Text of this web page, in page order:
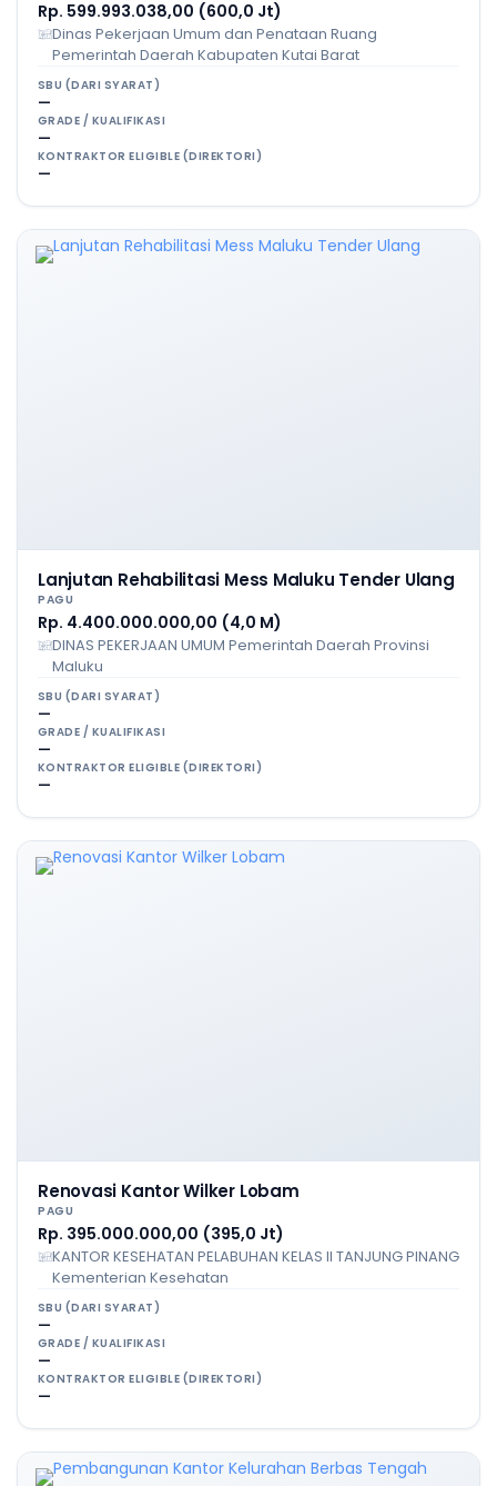
Rp. 599.993.038,00 (600,0 Jt)
Dinas Pekerjaan Umum dan Penataan Ruang
Pemerintah Daerah Kabupaten Kutai Barat
SBU (DARI SYARAT)
—
GRADE / KUALIFIKASI
—
KONTRAKTOR ELIGIBLE (DIREKTORI)
—
Lanjutan Rehabilitasi Mess Maluku Tender Ulang
PAGU
Rp. 4.400.000.000,00 (4,0 M)
DINAS PEKERJAAN UMUM Pemerintah Daerah Provinsi
Maluku
SBU (DARI SYARAT)
—
GRADE / KUALIFIKASI
—
KONTRAKTOR ELIGIBLE (DIREKTORI)
—
Renovasi Kantor Wilker Lobam
PAGU
Rp. 395.000.000,00 (395,0 Jt)
KANTOR KESEHATAN PELABUHAN KELAS II TANJUNG PINANG
Kementerian Kesehatan
SBU (DARI SYARAT)
—
GRADE / KUALIFIKASI
—
KONTRAKTOR ELIGIBLE (DIREKTORI)
—